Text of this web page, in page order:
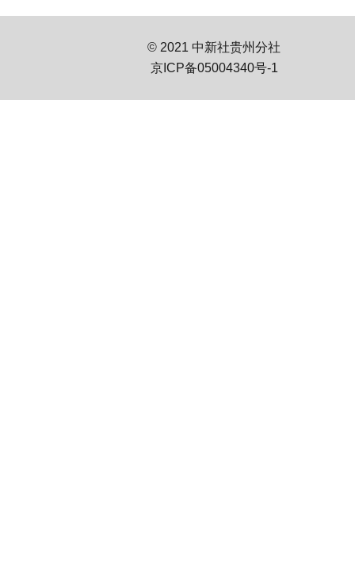
© 2021 中新社贵州分社
京ICP备05004340号-1